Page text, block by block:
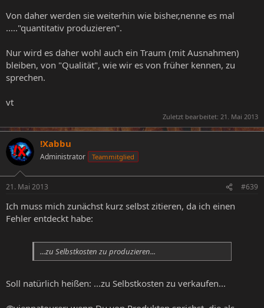
Von daher werden sie weiterhin wie bisher,nenne es mal
....."quantitativ produzieren".
Nur wird es daher wohl auch ein Traum (mit Ausnahmen)
bleiben, von "Qualität", wie wir es von früher kennen, zu
sprechen.
vt
Zuletzt bearbeitet: 21. Mai 2013
!Xabbu
Administrator Teammitglied
21. Mai 2013 #639
Ich muss mich zunächst kurz selbst zitieren, da ich einen
Fehler entdeckt habe:
...zu Selbstkosten zu produzieren...
Soll natürlich heißen: ...zu Selbstkosten zu verkaufen...